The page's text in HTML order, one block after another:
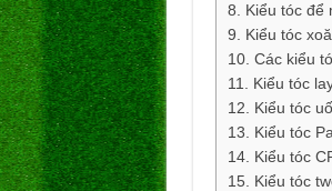
Kiểu tóc để
Kiểu tóc
Các kiểu
Kiểu tóc
Kiểu tóc
Kiểu tóc
Kiểu tóc
Kiểu tóc